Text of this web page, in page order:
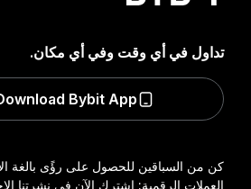
كن من السباقين للحصول على رؤًى بالغة
العملات الرقمية: اشترك الآن في نشرتنا
تداول في أي وقت وفي أي مكان.
Download Bybit App